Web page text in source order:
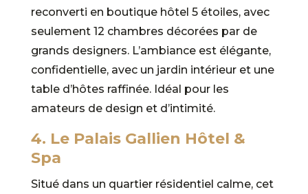
reconverti en boutique hôtel 5 étoiles, avec
seulement 12 chambres décorées par de
grands designers. L’ambiance est élégante,
confidentielle, avec un jardin intérieur et une
table d’hôtes raffinée. Idéal pour les
amateurs de design et d’intimité.
4. Le Palais Gallien Hôtel &
Spa
Situé dans un quartier résidentiel calme, cet